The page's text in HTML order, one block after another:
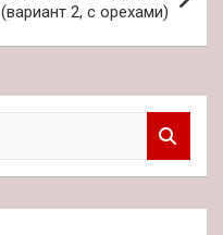
(вариант 2, с орехами)